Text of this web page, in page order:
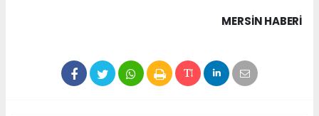
MERSIN HABERİ